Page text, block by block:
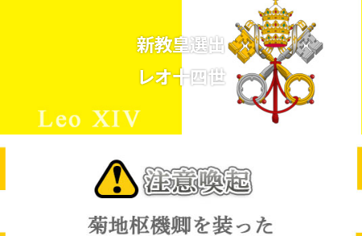
新教皇選出
レオ十四世